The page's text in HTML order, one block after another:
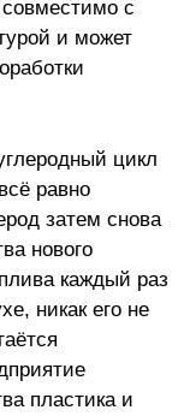
совместимо с
и может
цикл
всё равно
затем снова
нового
каждый раз
никак его не
пластика и